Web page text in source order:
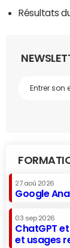
Résultats
27 aoû 2026
Google
03 sep 2026
ChatGPT
et usages